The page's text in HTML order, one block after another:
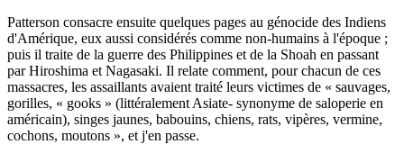
Patterson consacre ensuite quelques pages au génocide des Indiens
d'Amérique, eux aussi considérés comme non-humains à l'époque ;
puis il traite de la guerre des Philippines et de la Shoah en passant
par Hiroshima et Nagasaki. Il relate comment, pour chacun de ces
massacres, les assaillants avaient traité leurs victimes de « sauvages,
gorilles, « gooks » (littéralement Asiate- synonyme de saloperie en
américain), singes jaunes, babouins, chiens, rats, vipères, vermine,
cochons, moutons », et j'en passe.